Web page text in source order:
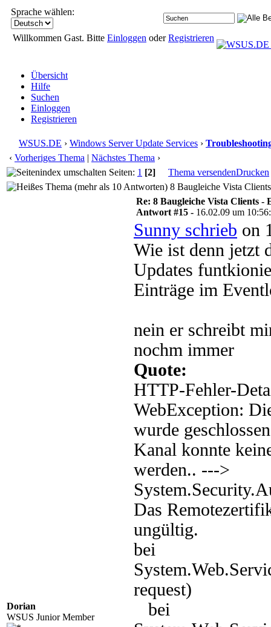
Sprache wählen:
Willkommen Gast. Bitte Einloggen oderRegistrieren
Übersicht
Hilfe
Suchen
Einloggen
Registrieren
WSUS.DE › Windows Server Update Services ›
‹ Vorheriges Thema | Nächstes Thema ›
Seiten: 1 [2] Thema versendenDrucken
8 Baugleiche Vista
Dorian
WSUS Junior Member
Re: 8 Baugleiche Vista Clients
Antwort #15 - 16.02.09 um
Sunny schrieb on
Wie ist denn jetzt
Updates
Einträge im
nein er schreibt
nochm immer
Quote:
HTTP-Fehler-
WebException:
wurde
Kanal konnte
werden.. --->
Das
ungültig.
bei
request)
bei